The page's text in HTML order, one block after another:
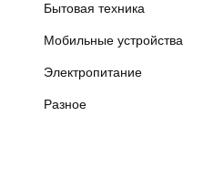
Бытовая техника
Мобильные устройства
Электропитание
Разное